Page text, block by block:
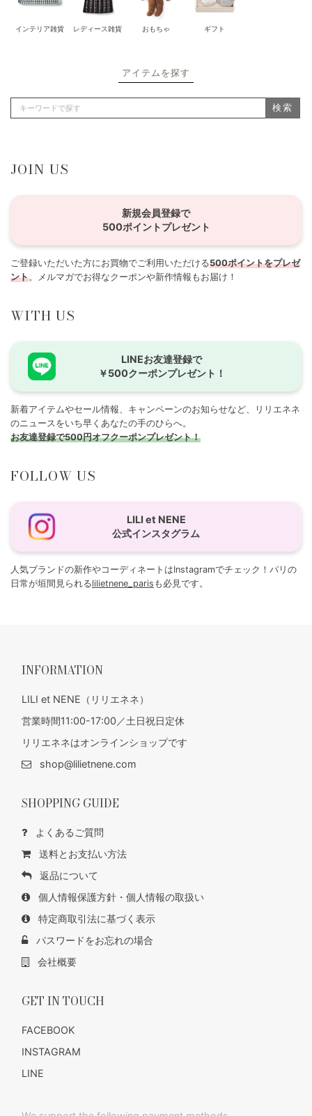
インテリア雑貨 レディース雑貨 おもちゃ ギフト
アイテムを探す
検索
JOIN US
新規会員登録で
500ポイントプレゼント
ご登録いただいた方にお買物でご利用いただける500ポイントをプレゼ
ント。メルマガでお得なクーポンや新作情報もお届け！
WITH US
LINEお友達登録で
￥500クーポンプレゼント！
新着アイテムやセール情報、キャンペーンのお知らせなど、リリエネネ
のニュースをいち早くあなたの手のひらへ。
お友達登録で500円オフクーポンプレゼント！
FOLLOW US
LILI et NENE
公式インスタグラム
人気ブランドの新作やコーディネートはInstagramでチェック！パリの
日常が垣間見られるlilietnene_paris も必見です。
INFORMATION
LILI et NENE（リリエネネ）
営業時間11:00-17:00／土日祝日定休
リリエネネはオンラインショップです
shop@lilietnene.com
SHOPPING GUIDE
よくあるご質問
送料とお支払い方法
返品について
個人情報保護方針・個人情報の取扱い
特定商取引法に基づく表示
パスワードをお忘れの場合
会社概要
GET IN TOUCH
FACEBOOK
INSTAGRAM
LINE